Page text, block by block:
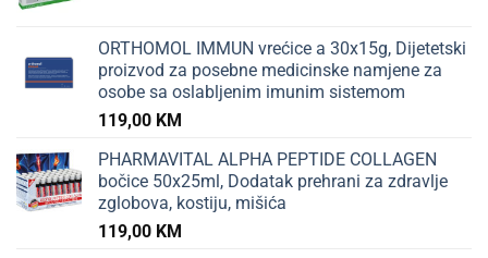
ORTHOMOL IMMUN vrećice a 30x15g, Dijetetski
proizvod za posebne medicinske namjene za
osobe sa oslabljenim imunim sistemom
119,00 KM
PHARMAVITAL ALPHA PEPTIDE COLLAGEN
bočice 50x25ml, Dodatak prehrani za zdravlje
zglobova, kostiju, mišića
119,00 KM